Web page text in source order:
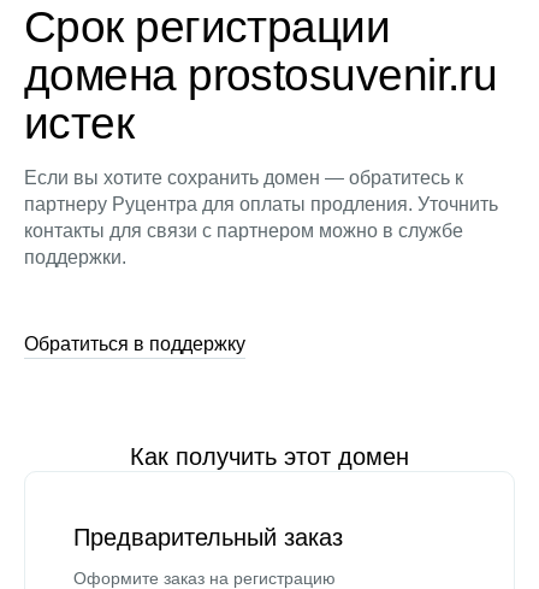
Срок регистрации
домена prostosuvenir.ru
истек
Если вы хотите сохранить домен — обратитесь к
партнеру Руцентра для оплаты продления. Уточнить
контакты для связи с партнером можно в службе
поддержки.
Обратиться в поддержку
Как получить этот домен
Предварительный заказ
Оформите заказ на регистрацию